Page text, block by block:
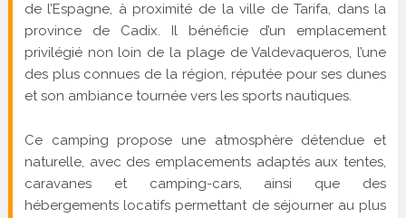
de l’Espagne, à proximité de la ville de Tarifa, dans la
province de Cadix. Il bénéficie d’un emplacement
privilégié non loin de la plage de Valdevaqueros, l’une
des plus connues de la région, réputée pour ses dunes
et son ambiance tournée vers les sports nautiques.
Ce camping propose une atmosphère détendue et
naturelle, avec des emplacements adaptés aux tentes,
caravanes et camping-cars, ainsi que des
hébergements locatifs permettant de séjourner au plus